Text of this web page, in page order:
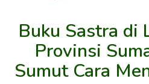
Buku Sastra di
Provinsi
Sumut Cara